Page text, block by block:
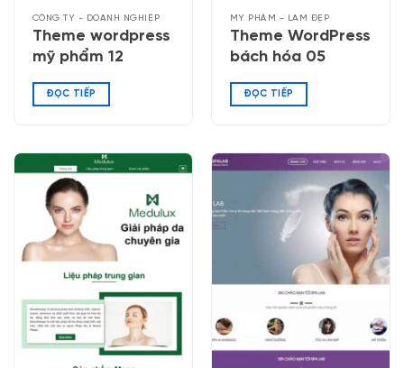
CÔNG TY - DOANH NGHIỆP
Theme wordpress
mỹ phẩm 12
ĐỌC TIẾP
MỸ PHẨM - LÀM ĐẸP
Theme WordPress
bách hóa 05
ĐỌC TIẾP